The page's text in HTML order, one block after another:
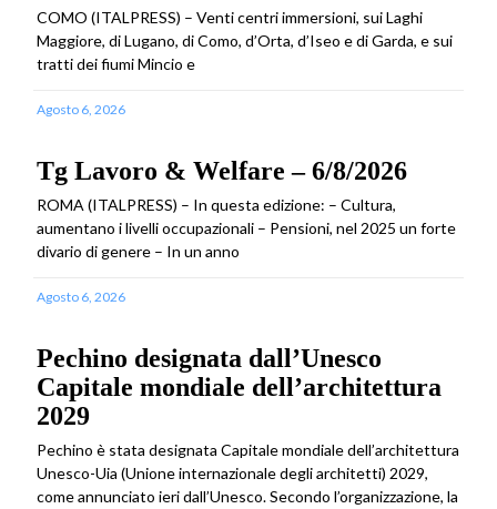
COMO (ITALPRESS) – Venti centri immersioni, sui Laghi
Maggiore, di Lugano, di Como, d’Orta, d’Iseo e di Garda, e sui
tratti dei fiumi Mincio e
Agosto 6, 2026
Tg Lavoro & Welfare – 6/8/2026
ROMA (ITALPRESS) – In questa edizione: – Cultura,
aumentano i livelli occupazionali – Pensioni, nel 2025 un forte
divario di genere – In un anno
Agosto 6, 2026
Pechino designata dall’Unesco
Capitale mondiale dell’architettura
2029
Pechino è stata designata Capitale mondiale dell’architettura
Unesco-Uia (Unione internazionale degli architetti) 2029,
come annunciato ieri dall’Unesco. Secondo l’organizzazione, la